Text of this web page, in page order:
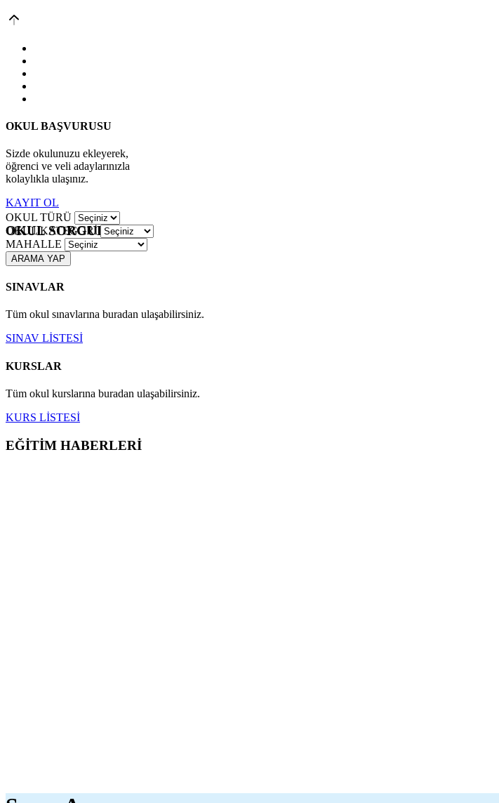
OKUL BAŞVURUSU
Sizde okulunuzu ekleyerek,
öğrenci ve veli adaylarınızla
kolaylıkla ulaşınız.
KAYIT OL
OKUL SORGULAMA
OKUL TÜRÜ
OKUL KATEGORİ
MAHALLE
ARAMA YAP
SINAVLAR
Tüm okul sınavlarına buradan ulaşabilirsiniz.
SINAV LİSTESİ
KURSLAR
Tüm okul kurslarına buradan ulaşabilirsiniz.
KURS LİSTESİ
EĞİTİM HABERLERİ